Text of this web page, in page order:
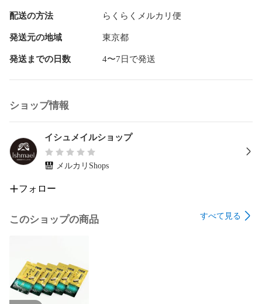
んぱく質・核酸の代謝に関与して健康維持に役立つ栄養素で
す。ビタミンCは皮膚や粘膜の健康維持を助けるとともに抗酸
化作用をもつ栄養素です。
◼賞味期限
◼保存方法
配送の方法 らくらくメルカリ便
発送元の地域 東京都
発送までの日数 4〜7日で発送
ショップ情報
イシュメイルショップ
メルカリShops
フォロー
このショップの商品 すべて見る